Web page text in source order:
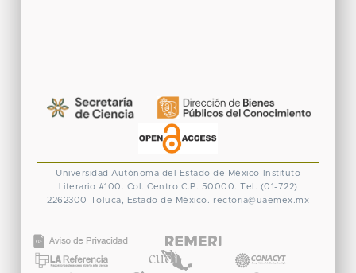
Universidad Autónoma del Estado de México
Instituto
Literario #100. Col. Centro C.P. 50000. Tel. (01-722)
2262300 Toluca, Estado de México. rectoria@uaemex.mx